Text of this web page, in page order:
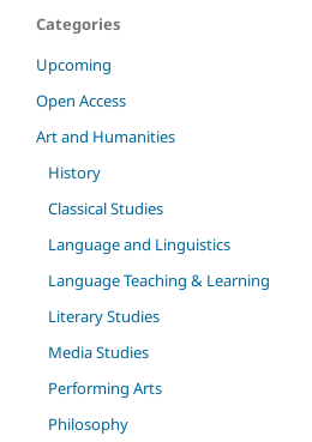
Categories
Upcoming
Open Access
Art and Humanities
History
Classical Studies
Language and Linguistics
Language Teaching & Learning
Literary Studies
Media Studies
Performing Arts
Philosophy